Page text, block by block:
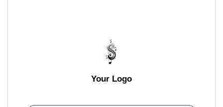
Your Logo